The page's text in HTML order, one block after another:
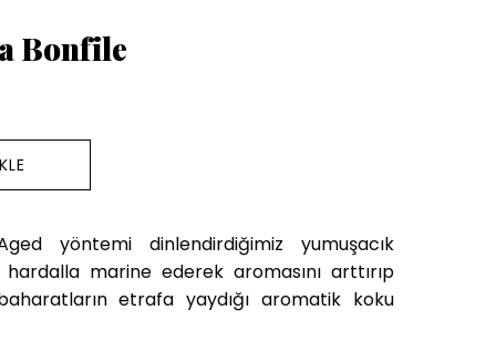
Bonfile
yöntemi dinlendirdiğimiz yumuşacık
marine ederek aromasını arttırıp
etrafa yaydığı aromatik koku